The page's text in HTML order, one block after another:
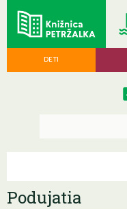
DETI
Podujatia